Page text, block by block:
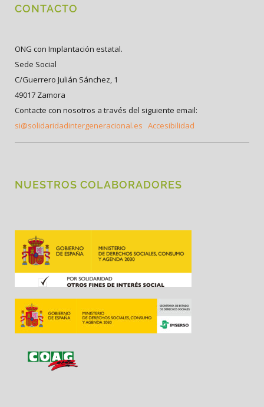
CONTACTO
ONG con Implantación estatal.
Sede Social
C/Guerrero Julián Sánchez, 1
49017 Zamora
Contacte con nosotros a través del siguiente email:
si@solidaridadintergeneracional.es Accesibilidad
NUESTROS COLABORADORES